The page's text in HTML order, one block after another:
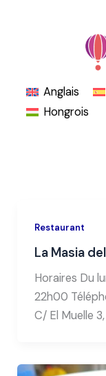
Anglais
Hongrois
Restaurant
La Masia
Horaires Du
22h00
C/ El Muelle 3,